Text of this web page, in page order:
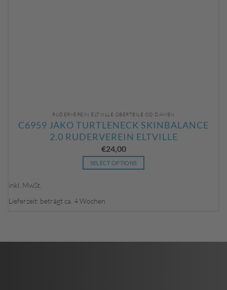
RUDERVEREIN ELTVILLE OBERTEILE OD DAMEN
C6959 JAKO TURTLENECK SKINBALANCE
2.0 RUDERVEREIN ELTVILLE
€24,00
SELECT OPTIONS
inkl. MwSt.
Lieferzeit: beträgt ca. 4 Wochen